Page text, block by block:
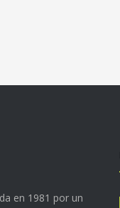
en 1981 por un